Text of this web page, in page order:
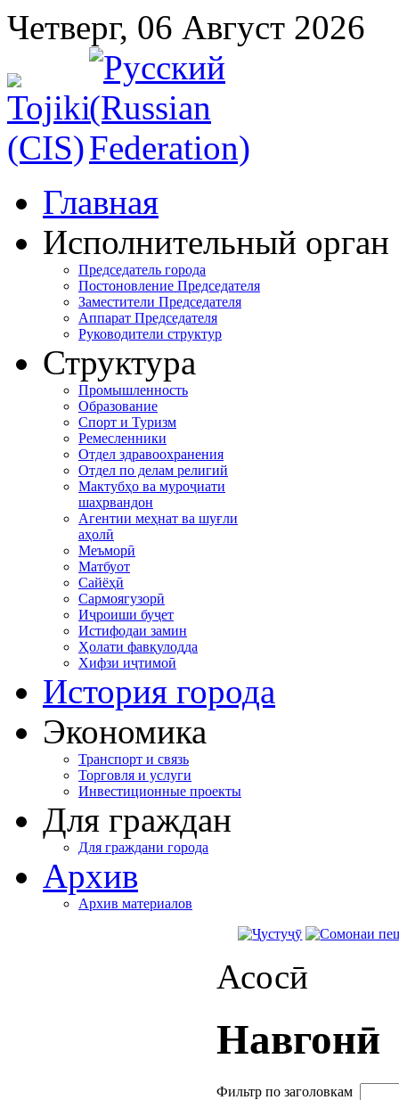
Четверг, 06 Август 2026
Главная
Исполнительный орган
Председатель города
Постоновление Председателя
Заместители Председателя
Аппарат Председателя
Руководители структур
Структура
Промышленность
Образование
Спорт и Туризм
Ремесленники
Отдел здравоохранения
Отдел по делам религий
Мактубҳо ва муроҷиати
шаҳрвандон
Агентии меҳнат ва шуғли
аҳолӣ
Меъморӣ
Матбуот
Сайёҳӣ
Сармоягузорӣ
Иҷроиши буҷет
Истифодаи замин
Ҳолати фавқулодда
Хифзи иҷтимоӣ
История города
Экономика
Транспорт и связь
Торговля и услуги
Инвестиционные проекты
Для граждан
Для граждани города
Архив
Архив материалов
Асосӣ
Навгонӣ
Фильтр по заголовкам